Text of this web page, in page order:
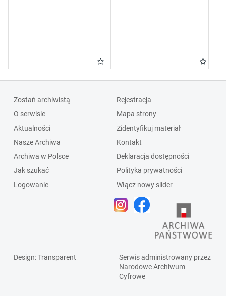
Zostań archiwistą
O serwisie
Aktualności
Nasze Archiwa
Archiwa w Polsce
Jak szukać
Logowanie
Rejestracja
Mapa strony
Zidentyfikuj materiał
Kontakt
Deklaracja dostępności
Polityka prywatności
Włącz nowy slider
Design: Transparent
Serwis administrowany przez
Narodowe Archiwum
Cyfrowe